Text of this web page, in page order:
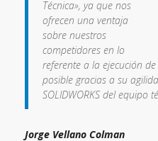
«Para nosotros, trabajar
con Easyworks y sus
herramientas significa
«desburocratizar el
trabajo de Oficina
Técnica», ya que nos
ofrecen una ventaja